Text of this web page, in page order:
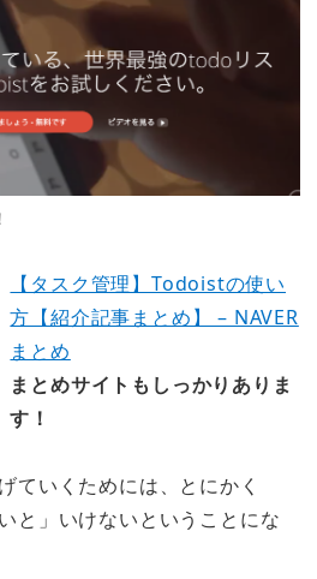
【タスク管理】Todoistの使い
方【紹介記事まとめ】 – NAVER
まとめ
まとめサイトもしっかりありま
す！
ていくためには、とにかく
と」 いけないということにな